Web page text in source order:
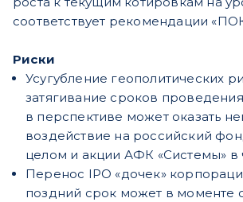
соответствует рекомендации
Риски
Усугубление геополитических
затягивание сроков
в перспективе может оказать
воздействие на российский
целом и акции АФК «Системы» в
Перенос IPO «дочек»
поздний срок может в моменте